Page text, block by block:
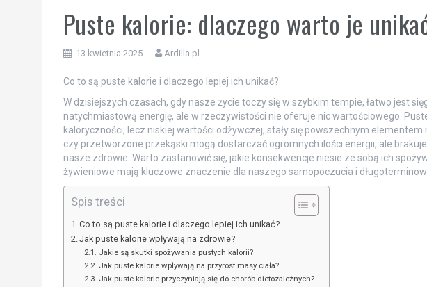
Puste kalorie: dlaczego warto je
13 kwietnia 2025 Ardilla.pl
Co to są puste kalorie i dlaczego lepiej ich unikać?
W dzisiejszych czasach, gdy nasze życie toczy się w szybkim tempie, łatwo jest
natychmiastową energię, ale w rzeczywistości nie oferuje nic wartościowego.
kaloryczności, lecz niskiej wartości odżywczej, stały się powszechnym
czy przetworzone przekąski mogą dostarczać ogromnych ilości energii, ale
nasze zdrowie. Warto zastanowić się, jakie konsekwencje niesie ze sobą ich
żywieniowe mają kluczowe znaczenie dla naszego samopoczucia i
Spis treści
Co to są puste kalorie i dlaczego lepiej ich unikać?
Jak puste kalorie wpływają na zdrowie?
Jakie są skutki spożywania pustych kalorii?
Jak puste kalorie wpływają na przyrost masy ciała?
Jak puste kalorie przyczyniają się do chorób dietozależnych?